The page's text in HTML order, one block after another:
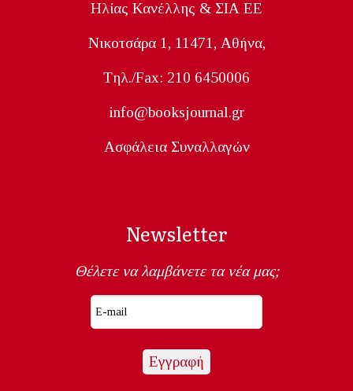
Ηλίας Κανέλλης & ΣΙΑ ΕΕ
Nικοτσάρα 1, 11471, Aθήνα,
Tηλ./Fax: 210 6450006
info@booksjournal.gr
Ασφάλεια Συναλλαγών
Newsletter
Θέλετε να λαμβάνετε τα νέα μας;